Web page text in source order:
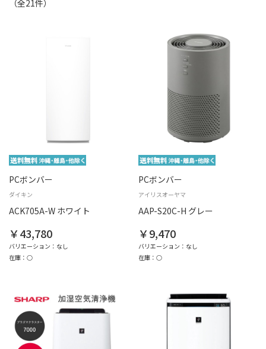
（全21件）
PCボンバー
ダイキン
ACK705A-W ホワイト
￥43,780
バリエーション：なし
在庫：○
PCボンバー
アイリスオーヤマ
AAP-S20C-H グレー
￥9,470
バリエーション：なし
在庫：○